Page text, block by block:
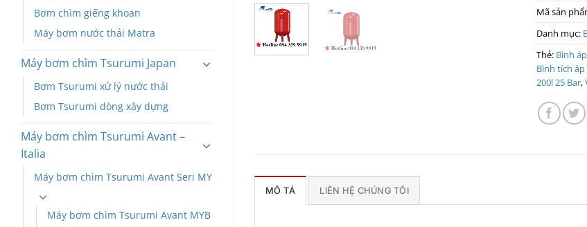
Bơm chìm giếng khoan
Máy bơm nước thải Matra
Máy bơm chìm Tsurumi Japan
Bơm Tsurumi xử lý nước thải
Bơm Tsurumi dòng xây dựng
Máy bơm chìm Tsurumi Avant –
Italia
Máy bơm chìm Tsurumi Avant Seri MY
Máy bơm chìm Tsurumi Avant MYB
Mã sản
Danh mục:
Thẻ: Bình
Bình tích áp
200l 25 Bar,
MÔ TẢ LIÊN HỆ CHÚNG TÔI